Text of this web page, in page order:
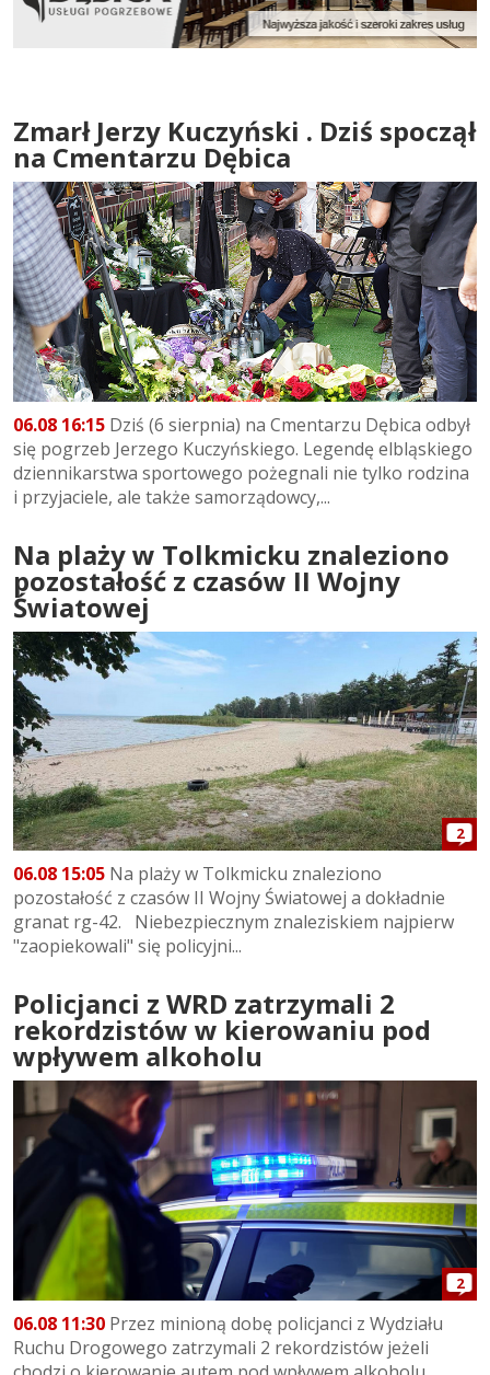
Zmarł Jerzy Kuczyński . Dziś spoczął
na Cmentarzu Dębica
06.08 16:15 Dziś (6 sierpnia) na Cmentarzu Dębica odbył
się pogrzeb Jerzego Kuczyńskiego. Legendę elbląskiego
dziennikarstwa sportowego pożegnali nie tylko rodzina
i przyjaciele, ale także samorządowcy,...
Na plaży w Tolkmicku znaleziono
pozostałość z czasów II Wojny
Światowej
2
06.08 15:05 Na plaży w Tolkmicku znaleziono
pozostałość z czasów II Wojny Światowej a dokładnie
granat rg-42. Niebezpiecznym znaleziskiem najpierw
"zaopiekowali" się policyjni...
Policjanci z WRD zatrzymali 2
rekordzistów w kierowaniu pod
wpływem alkoholu
2
06.08 11:30 Przez minioną dobę policjanci z Wydziału
Ruchu Drogowego zatrzymali 2 rekordzistów jeżeli